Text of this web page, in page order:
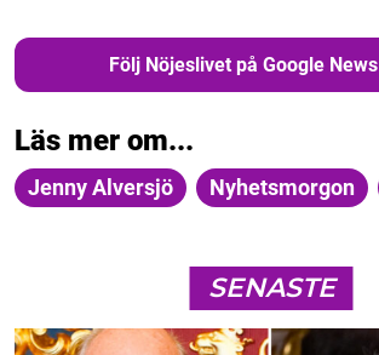
Följ Nöjeslivet på Google News
Läs mer om...
Jenny Alversjö Nyhetsmorgon
SENASTE